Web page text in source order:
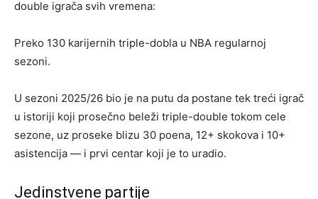
double igrača svih vremena:
Preko 130 karijernih triple-dobla u NBA regularnoj
sezoni.
U sezoni 2025/26 bio je na putu da postane tek treći igrač
u istoriji koji prosečno beleži triple-double tokom cele
sezone, uz proseke blizu 30 poena, 12+ skokova i 10+
asistencija — i prvi centar koji je to uradio.
Jedinstvene partije